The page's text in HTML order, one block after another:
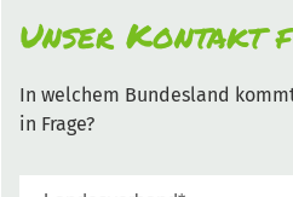
Unser Kontakt
In welchem Bundesland
in Frage?